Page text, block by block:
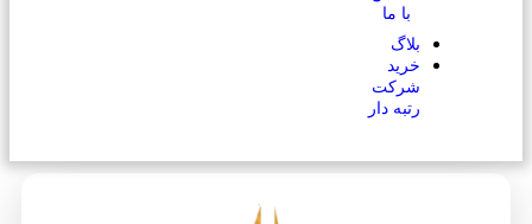
با ما
بلاگ
خرید
شرکت
رتبه دار